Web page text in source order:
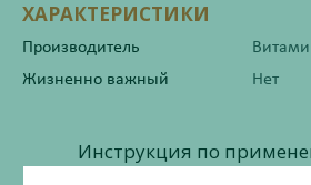
ХАРАКТЕРИСТИКИ
Производитель
Жизненно важный
Нет
Инструкция по